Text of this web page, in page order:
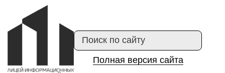
Полная версия сайта